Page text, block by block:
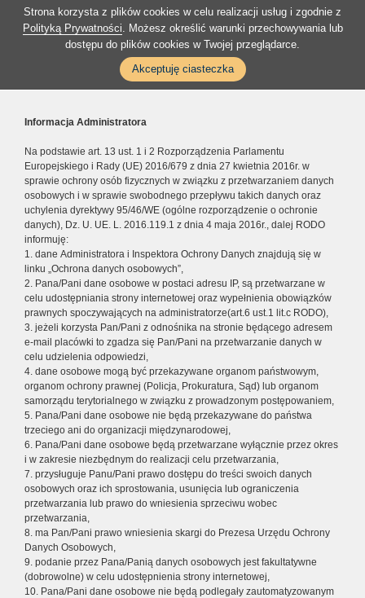
Strona korzysta z plików cookies w celu realizacji usług i zgodnie z
Polityką Prywatności. Możesz określić warunki przechowywania lub
dostępu do plików cookies w Twojej przeglądarce.
Akceptuję ciasteczka
Informacja Administratora
Na podstawie art. 13 ust. 1 i 2 Rozporządzenia Parlamentu
Europejskiego i Rady (UE) 2016/679 z dnia 27 kwietnia 2016r. w
sprawie ochrony osób fizycznych w związku z przetwarzaniem danych
osobowych i w sprawie swobodnego przepływu takich danych oraz
uchylenia dyrektywy 95/46/WE (ogólne rozporządzenie o ochronie
danych), Dz. U. UE. L. 2016.119.1 z dnia 4 maja 2016r., dalej RODO
informuję:
1. dane Administratora i Inspektora Ochrony Danych znajdują się w
linku „Ochrona danych osobowych”,
2. Pana/Pani dane osobowe w postaci adresu IP, są przetwarzane w
celu udostępniania strony internetowej oraz wypełnienia obowiązków
prawnych spoczywających na administratorze(art.6 ust.1 lit.c RODO),
3. jeżeli korzysta Pan/Pani z odnośnika na stronie będącego adresem
e-mail placówki to zgadza się Pan/Pani na przetwarzanie danych w
celu udzielenia odpowiedzi,
4. dane osobowe mogą być przekazywane organom państwowym,
organom ochrony prawnej (Policja, Prokuratura, Sąd) lub organom
samorządu terytorialnego w związku z prowadzonym postępowaniem,
5. Pana/Pani dane osobowe nie będą przekazywane do państwa
trzeciego ani do organizacji międzynarodowej,
6. Pana/Pani dane osobowe będą przetwarzane wyłącznie przez okres
i w zakresie niezbędnym do realizacji celu przetwarzania,
7. przysługuje Panu/Pani prawo dostępu do treści swoich danych
osobowych oraz ich sprostowania, usunięcia lub ograniczenia
przetwarzania lub prawo do wniesienia sprzeciwu wobec
przetwarzania,
8. ma Pan/Pani prawo wniesienia skargi do Prezesa Urzędu Ochrony
Danych Osobowych,
9. podanie przez Pana/Panią danych osobowych jest fakultatywne
(dobrowolne) w celu udostępnienia strony internetowej,
10. Pana/Pani dane osobowe nie będą podlegały zautomatyzowanym